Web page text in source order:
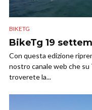
BIKETG
BikeTg 19
Con questa edizione
nostro canale web che
troverete la...